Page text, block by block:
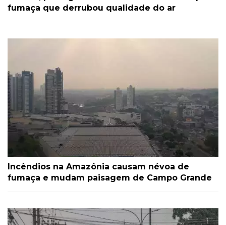
fumaça que derrubou qualidade do ar
Incêndios na Amazônia causam névoa de
fumaça e mudam paisagem de Campo Grande